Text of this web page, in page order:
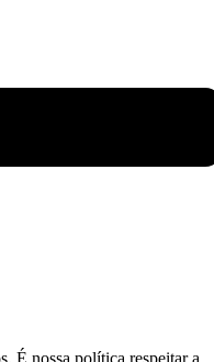
É nossa política respeitar a